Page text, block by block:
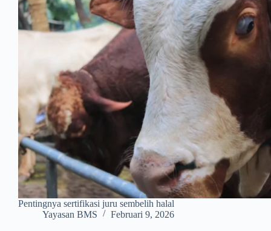
Pentingnya sertifikasi juru sembelih halal
Yayasan BMS
Februari 9, 2026